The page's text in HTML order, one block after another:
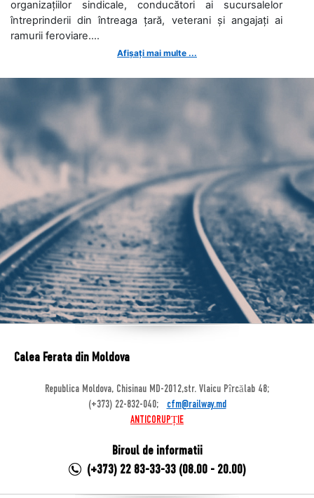
organizațiilor sindicale, conducători ai sucursalelor
întreprinderii din întreaga țară, veterani și angajați ai
ramurii feroviare....
Afișați mai multe ...
Calea Ferata din Moldova
Republica Moldova, Chisinau MD-2012,str. Vlaicu Pîrcălab 48;
(+373) 22-832-040;
cfm@railway.md
ANTICORUPȚIE
Biroul de informatii
(+373) 22 83-33-33 (08.00 - 20.00)